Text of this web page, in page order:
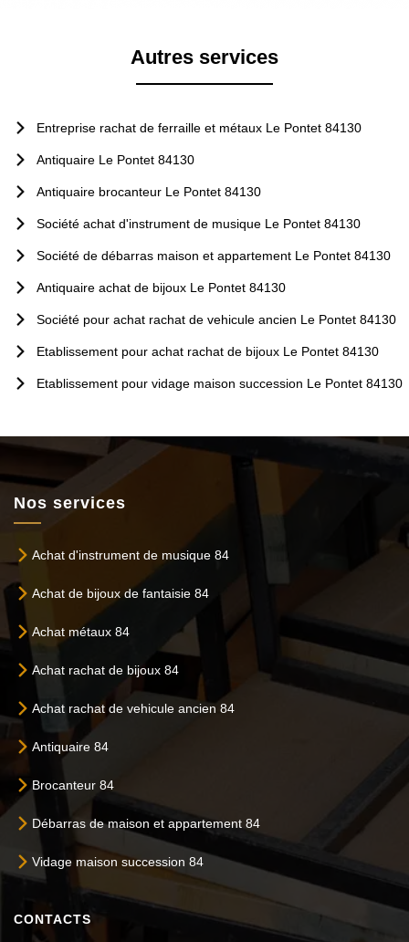
Autres services
Entreprise rachat de ferraille et métaux Le Pontet 84130
Antiquaire Le Pontet 84130
Antiquaire brocanteur Le Pontet 84130
Société achat d'instrument de musique Le Pontet 84130
Société de débarras maison et appartement Le Pontet 84130
Antiquaire achat de bijoux Le Pontet 84130
Société pour achat rachat de vehicule ancien Le Pontet 84130
Etablissement pour achat rachat de bijoux Le Pontet 84130
Etablissement pour vidage maison succession Le Pontet 84130
Nos services
Achat d'instrument de musique 84
Achat de bijoux de fantaisie 84
Achat métaux 84
Achat rachat de bijoux 84
Achat rachat de vehicule ancien 84
Antiquaire 84
Brocanteur 84
Débarras de maison et appartement 84
Vidage maison succession 84
CONTACTS